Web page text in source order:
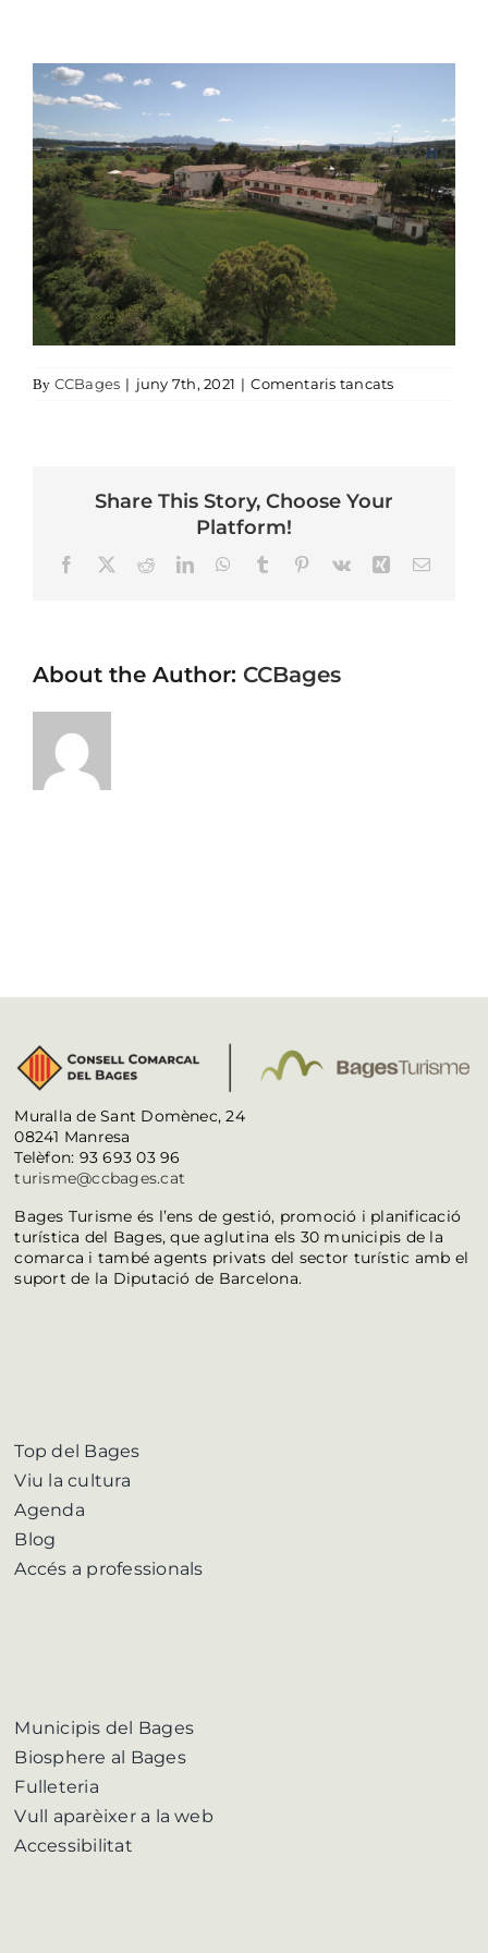
By CCBages | juny 7th, 2021 | Comentaris tancatsa
Share This Story, Choose Your
Platform!
FacebookRedditLinkedInWhatsApp
TumblrPinterest
Vk XingEmail
About the Author: CCBages
Muralla de Sant Domènec, 24
08241 Manresa
Telèfon: 93 693 03 96
turisme@ccbages.cat
Bages Turisme és l’ens de gestió, promoció i planificació
turística del Bages, que aglutina els 30 municipis de la
comarca i també agents privats del sector turístic amb el
suport de la Diputació de Barcelona.
Top del Bages
Viu la cultura
Agenda
Blog
Accés a professionals
Municipis del Bages
Biosphere al Bages
Fulleteria
Vull aparèixer a la web
Accessibilitat